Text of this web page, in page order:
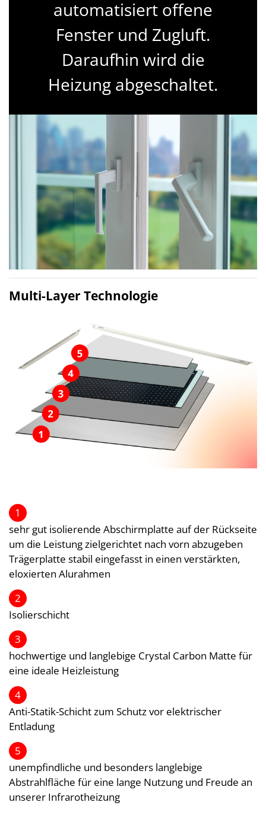
automatisiert offene
Fenster und Zugluft.
Daraufhin wird die
Heizung abgeschaltet.
Multi-Layer Technologie
1
sehr gut isolierende Abschirmplatte auf der Rückseite
um die Leistung zielgerichtet nach vorn abzugeben
Trägerplatte stabil eingefasst in einen verstärkten,
eloxierten Alurahmen
2
Isolierschicht
3
hochwertige und langlebige Crystal Carbon Matte für
eine ideale Heizleistung
4
Anti-Statik-Schicht zum Schutz vor elektrischer
Entladung
5
unempfindliche und besonders langlebige
Abstrahlfläche für eine lange Nutzung und Freude an
unserer Infrarotheizung